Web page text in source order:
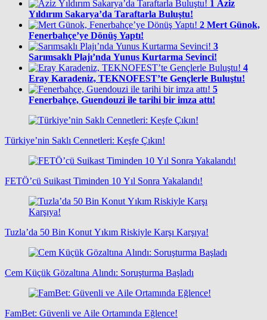
1 Aziz
Yıldırım Sakarya’da Taraftarla Buluştu!
2 Mert Günok,
Fenerbahçe’ye Dönüş Yaptı!
3
Sarımsaklı Plajı’nda Yunus Kurtarma Sevinci!
4
Eray Karadeniz, TEKNOFEST’te Gençlerle Buluştu!
5
Fenerbahçe, Guendouzi ile tarihi bir imza attı!
Türkiye’nin Saklı Cennetleri: Keşfe Çıkın!
FETÖ’cü Suikast Timinden 10 Yıl Sonra Yakalandı!
Tuzla’da 50 Bin Konut Yıkım Riskiyle Karşı Karşıya!
Cem Küçük Gözaltına Alındı: Soruşturma Başladı
FamBet: Güvenli ve Aile Ortamında Eğlence!